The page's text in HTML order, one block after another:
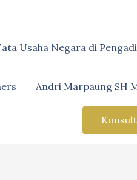
Usaha Negara di
Andri Marpaung SH